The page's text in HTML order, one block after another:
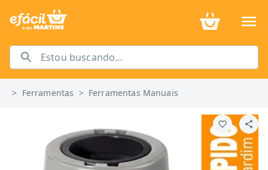
> Ferramentas > Ferramentas Manuais